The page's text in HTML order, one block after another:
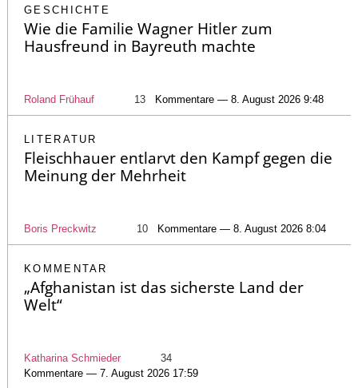
GESCHICHTE
Wie die Familie Wagner Hitler zum
Hausfreund in Bayreuth machte
Roland Frühauf 13 Kommentare — 8. August 2026 9:48
LITERATUR
Fleischhauer entlarvt den Kampf gegen die
Meinung der Mehrheit
Boris Preckwitz 10 Kommentare — 8. August 2026 8:04
KOMMENTAR
„Afghanistan ist das sicherste Land der
Welt“
Katharina Schmieder
34
Kommentare — 7. August 2026 17:59